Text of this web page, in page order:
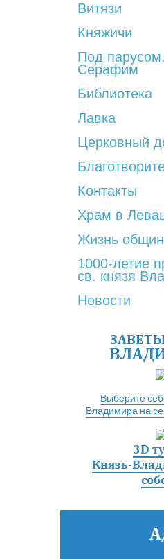
Витязи
Княжичи
Под
Серафим
Библиотека
Лавка
Церковный
Контакты
Храм в
Жизнь
1000-летие
св. князя
Новости
Выберите
Владимира на
3D
Князь-